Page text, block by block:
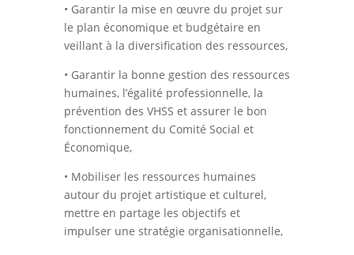
• Garantir la mise en œuvre du projet sur
le plan économique et budgétaire en
veillant à la diversification des ressources,
• Garantir la bonne gestion des ressources
humaines, l’égalité professionnelle, la
prévention des VHSS et assurer le bon
fonctionnement du Comité Social et
Économique,
• Mobiliser les ressources humaines
autour du projet artistique et culturel,
mettre en partage les objectifs et
impulser une stratégie organisationnelle,